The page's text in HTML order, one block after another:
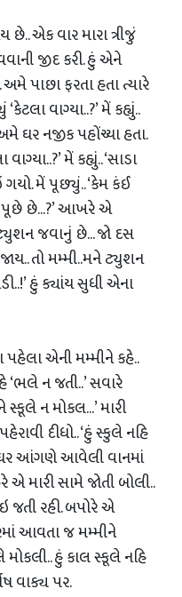
છે.. એક વાર મારા ત્રીજું
જીદ કરી. હું એને
પાછા ફરતા હતા ત્યારે
વાગ્યા..?’ મેં કહ્યું..
ઘર નજીક પહોંચ્યા હતા.
મેં કહ્યું.. ‘સાડા
મેં પૂછ્યું.. ‘કેમ કંઈ
પૂછે છે...?’ આખરે એ
ટ્યુશન જવાનું છે... જો દસ
તો મમ્મી..મને ટ્યુશન
હું ક્યાંય સુધી એના
એની મમ્મીને કહે..
‘ભલે ન જતી..’ સવારે
ન મોકલ...’ મારી
દીધો.. ‘હું સ્કુલે નહિ
ઘર આંગણે આવેલી વાનમાં
મારી સામે જોતી બોલી..
જતી રહી. બપોરે એ
આવતા જ મમ્મીને
હું કાલ સ્કૂલે નહિ
વાક્ય પર.